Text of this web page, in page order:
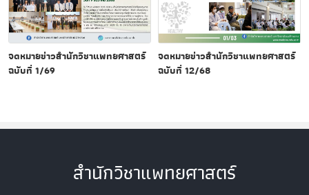
จดหมายข่าวสำนักวิชาแพทยศาสตร์
ฉบับที่ 1/69
จดหมายข่าวสำนักวิชาแพทยศาสตร์
ฉบับที่ 12/68
สำนักวิชาแพทยศาสตร์